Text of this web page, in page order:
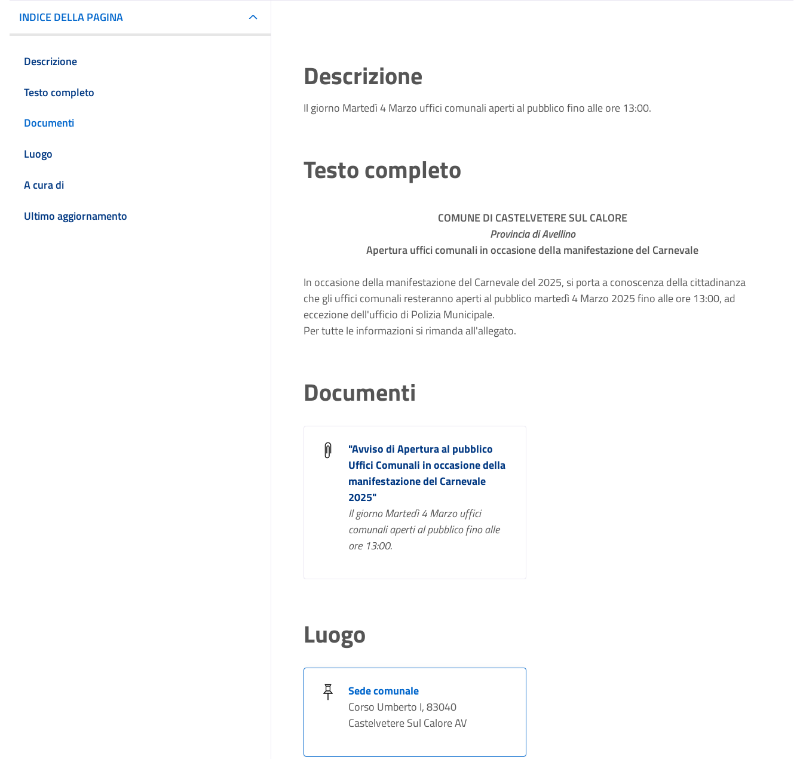
INDICE DELLA PAGINA
Descrizione
Testo completo
Documenti
Luogo
A cura di
Ultimo aggiornamento
Descrizione
Il giorno Martedì 4 Marzo uffici comunali aperti al pubblico fino alle ore 13:00.
Testo completo
COMUNE DI CASTELVETERE SUL CALORE
Provincia di Avellino
Apertura uffici comunali in occasione della manifestazione del Carnevale
In occasione della manifestazione del Carnevale del 2025, si porta a conoscenza della cittadinanza
che gli uffici comunali resteranno aperti al pubblico martedì 4 Marzo 2025 fino alle ore 13:00, ad
eccezione dell'ufficio di Polizia Municipale.
Per tutte le informazioni si rimanda all'allegato.
Documenti
"Avviso di Apertura al pubblico
Uffici Comunali in occasione della
manifestazione del Carnevale
2025"
Il giorno Martedì 4 Marzo uffici
comunali aperti al pubblico fino alle
ore 13:00.
Luogo
Sede comunale
Corso Umberto I, 83040
Castelvetere Sul Calore AV